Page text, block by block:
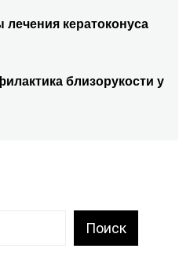
кератоконуса
близорукости у
Поиск